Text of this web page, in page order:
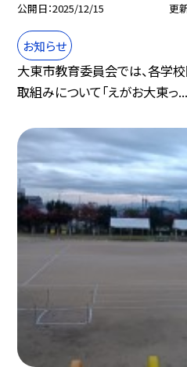
公開日 2025/12/15 更
お知らせ
大東市教育委員会では、各学
取組みについて「えがお大東っ...